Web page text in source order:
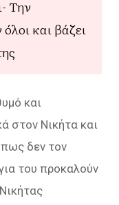
Την
και βάζει
και
στον Νικήτα και
δεν τον
του προκαλούν